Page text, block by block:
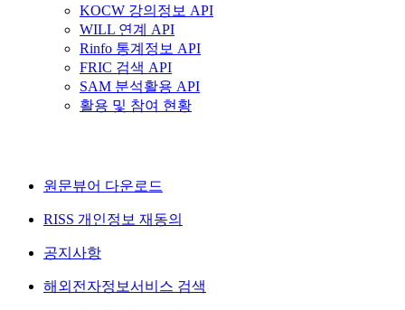
KOCW 강의정보 API
WILL 연계 API
Rinfo 통계정보 API
FRIC 검색 API
SAM 분석활용 API
활용 및 참여 현황
원문뷰어 다운로드
RISS 개인정보 재동의
공지사항
해외전자정보서비스 검색